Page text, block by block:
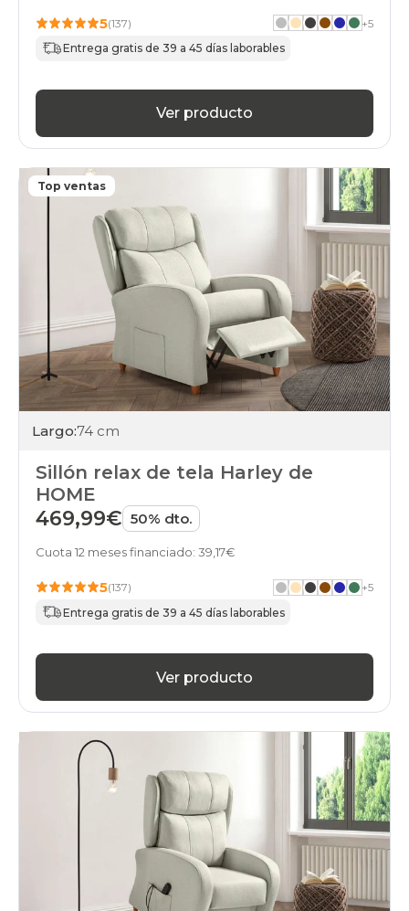
5(137) +5
Entrega gratis de 39 a 45 días laborables
Ver producto
Top ventas
Largo:74 cm
Sillón relax de tela Harley de
HOME
469,99€ 50% dto.
Cuota 12 meses financiado: 39,17€
5(137) +5
Entrega gratis de 39 a 45 días laborables
Ver producto